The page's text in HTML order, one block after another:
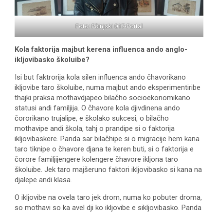
Foto: Pčinjski 017-Portal
Kola faktorija majbut kerena influenca ando anglo-
ikljovibasko školuibe?
Isi but faktrorija kola silen influenca ando čhavorikano
ikljovibe taro školuibe, numa majbut ando eksperimentiribe
thajki praksa mothavdjapeo bilačho socioekonomikano
statusi andi familjija. O čhavore kola djivdinena ando
čororikano trujalipe, e školako sukcesi, o bilačho
mothavipe andi škola, tahj o prandipe si o faktorija
ikljovibaskere. Panda sar bilačhipe si o migracije hem kana
taro tiknipe o čhavore djana te keren buti, si o faktorija e
čorore familjijengere kolengere čhavore ikljona taro
školuibe. Jek taro majšeruno faktori ikljovibasko si kana na
djalepe andi klasa.
O ikljovibe na ovela taro jek drom, numa ko pobuter droma,
so mothavi so ka avel dji ko ikljovibe e sikljovibasko. Panda